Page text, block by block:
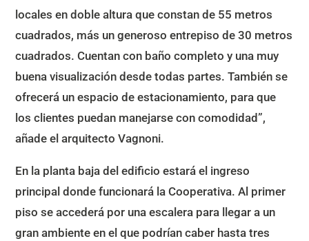
locales en doble altura que constan de 55 metros
cuadrados, más un generoso entrepiso de 30 metros
cuadrados. Cuentan con baño completo y una muy
buena visualización desde todas partes. También se
ofrecerá un espacio de estacionamiento, para que
los clientes puedan manejarse con comodidad”,
añade el arquitecto Vagnoni.
En la planta baja del edificio estará el ingreso
principal donde funcionará la Cooperativa. Al primer
piso se accederá por una escalera para llegar a un
gran ambiente en el que podrían caber hasta tres